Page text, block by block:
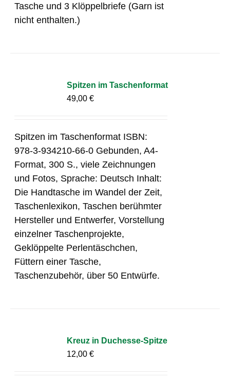
Tasche und 3 Klöppelbriefe (Garn ist
nicht enthalten.)
Spitzen im Taschenformat
49,00€
Spitzen im Taschenformat ISBN:
978-3-934210-66-0 Gebunden, A4-
Format, 300 S., viele Zeichnungen
und Fotos, Sprache: Deutsch Inhalt:
Die Handtasche im Wandel der Zeit,
Taschenlexikon, Taschen berühmter
Hersteller und Entwerfer, Vorstellung
einzelner Taschenprojekte,
Geklöppelte Perlentäschchen,
Füttern einer Tasche,
Taschenzubehör, über 50 Entwürfe.
Kreuz in Duchesse-Spitze
12,00€